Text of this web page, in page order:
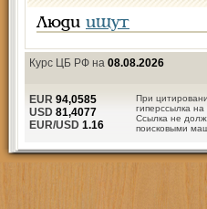
Люди ищут
Курс ЦБ РФ на 08.08.2026
При
гиперссылка на
Ссылка не
поисковыми
EUR 94,0585
USD 81,4077
EUR/USD 1.16